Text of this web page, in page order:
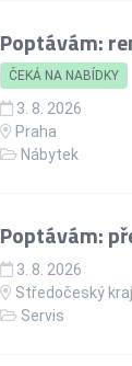
Poptávám:
ČEKÁ NA NABÍDKY
3. 8. 2026
Praha
Nábytek
Poptávám:
3. 8. 2026
Středočeský kraj
Servis